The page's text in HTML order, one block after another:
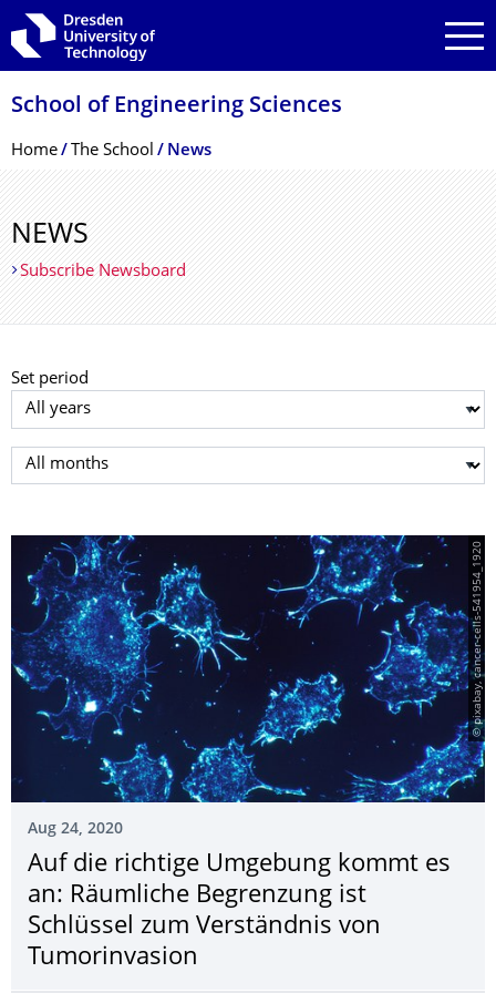
Skip to main navigation
Skip to search
Skip to content
School of Engineering Sciences
Breadcrumb Menu
Home The School News
NEWS
Subscribe Newsboard
Set period
Select year
Select month
© pixabay, cancer-cells-541954_1920
Aug 24, 2020
Auf die richtige Umgebung kommt es
an: Räumliche Begrenzung ist
Schlüssel zum Verständnis von
Tumorinvasion